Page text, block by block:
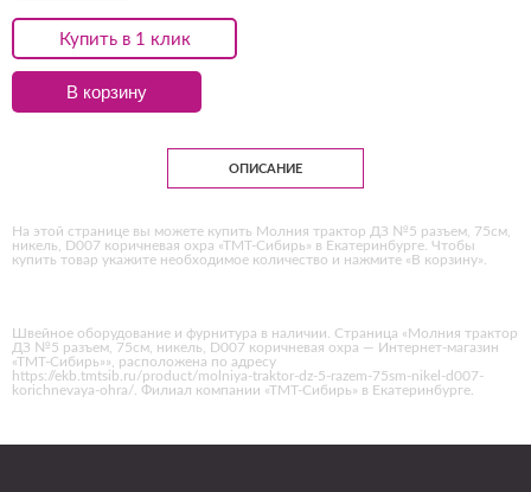
Купить в 1 клик
В корзину
ОПИСАНИЕ
На этой странице вы можете купить Молния трактор ДЗ №5 разъем, 75см,
никель, D007 коричневая охра «ТМТ-Сибирь» в Екатеринбурге. Чтобы
купить товар укажите необходимое количество и нажмите «В корзину».
Швейное оборудование и фурнитура в наличии. Страница «Молния трактор
ДЗ №5 разъем, 75см, никель, D007 коричневая охра — Интернет-магазин
«ТМТ-Сибирь»», расположена по адресу
https://ekb.tmtsib.ru/product/molniya-traktor-dz-5-razem-75sm-nikel-d007-
korichnevaya-ohra/. Филиал компании «ТМТ-Сибирь» в Екатеринбурге.